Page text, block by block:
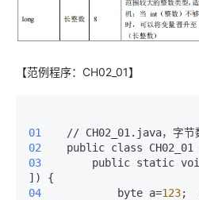
【范例程序：CH02_01】
01
02
03
public static
04
           byte a=
123;